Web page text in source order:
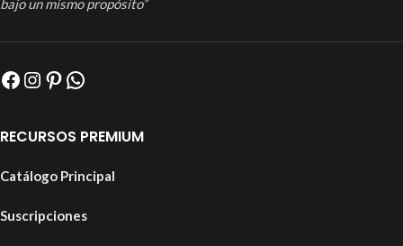
bajo un mismo propósito”
RECURSOS PREMIUM
Catálogo Principal
Suscripciones